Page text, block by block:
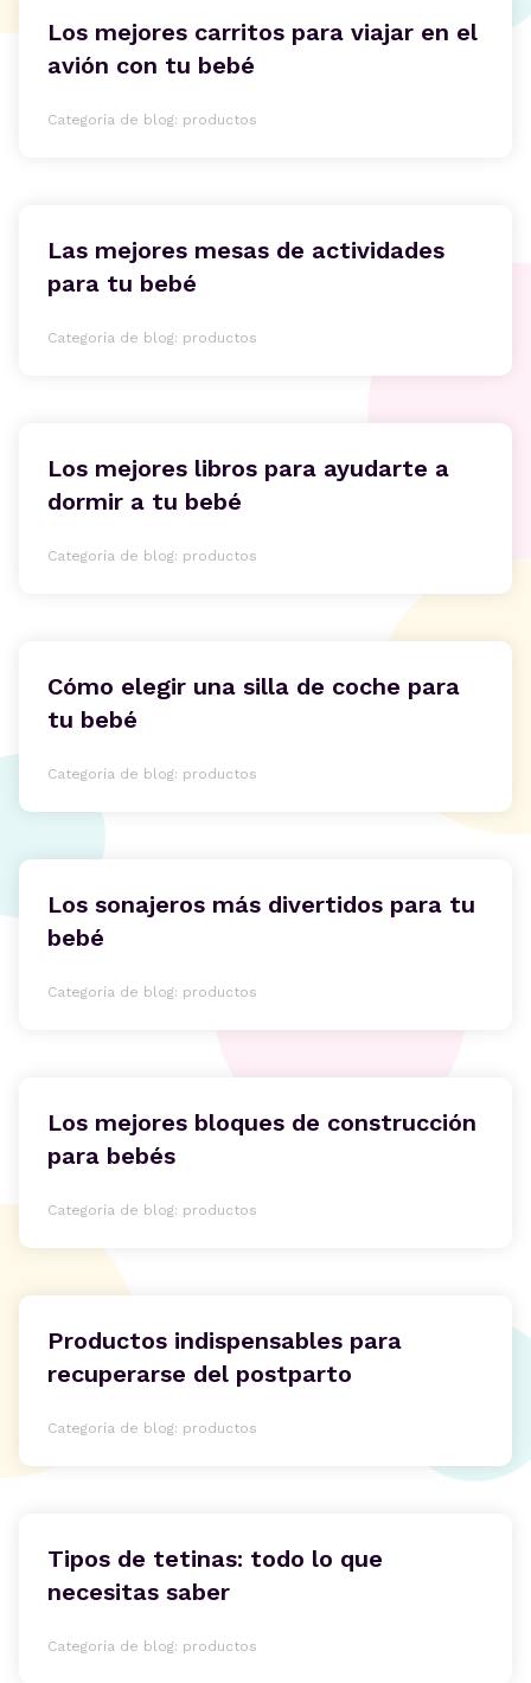
Los mejores carritos para viajar en el
avión con tu bebé
Categoría de blog: productos
Las mejores mesas de actividades
para tu bebé
Categoría de blog: productos
Los mejores libros para ayudarte a
dormir a tu bebé
Categoría de blog: productos
Cómo elegir una silla de coche para
tu bebé
Categoría de blog: productos
Los sonajeros más divertidos para tu
bebé
Categoría de blog: productos
Los mejores bloques de construcción
para bebés
Categoría de blog: productos
Productos indispensables para
recuperarse del postparto
Categoría de blog: productos
Tipos de tetinas: todo lo que
necesitas saber
Categoría de blog: productos